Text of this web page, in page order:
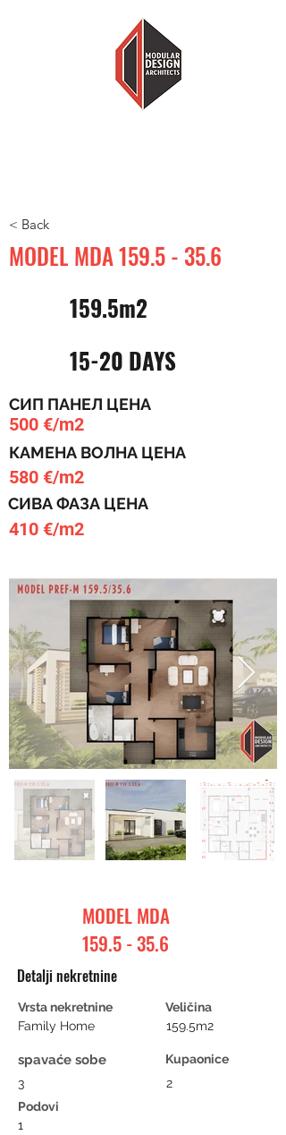
< Back
MODEL MDA159.5 - 35.6
159.5m2
15-20 DAYS
СИП ПАНЕЛ ЦЕНА
500 €/m2
КАМЕНА ВОЛНА ЦЕНА
580 €/m2
СИВА ФАЗА ЦЕНА
410 €/m2
MODEL MDA
159.5 - 35.6
Detalji nekretnine
Vrsta nekretnine
Family Home
spavaće sobe
3
Veličina
159.5m2
Kupaonice
2
Podovi
1